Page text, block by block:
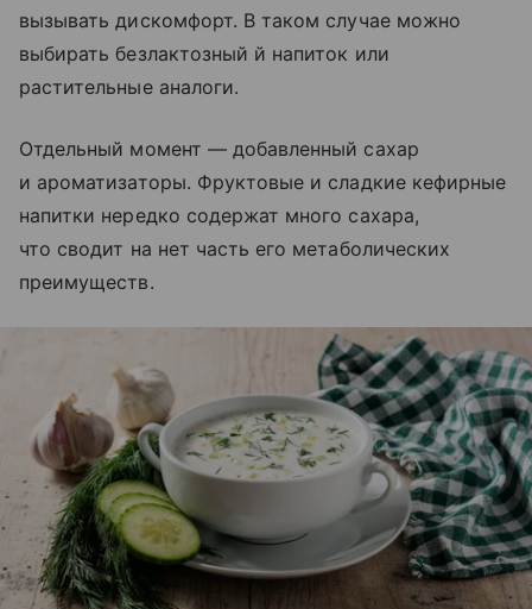
вызывать дискомфорт. В таком случае можно
выбирать безлактозный й напиток или
растительные аналоги.
Отдельный момент — добавленный сахар
и ароматизаторы. Фруктовые и сладкие кефирные
напитки нередко содержат много сахара,
что сводит на нет часть его метаболических
преимуществ.